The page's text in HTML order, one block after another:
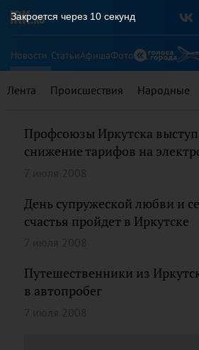
Новости СтатьиАфишаФото
Лента Происшествия Народные
Профсоюзы Иркутска
снижение тарифов на
День супружеской любви и
счастья пройдет в Иркутске
Путешественники из
в автопробег
Закроется через 10 секунд